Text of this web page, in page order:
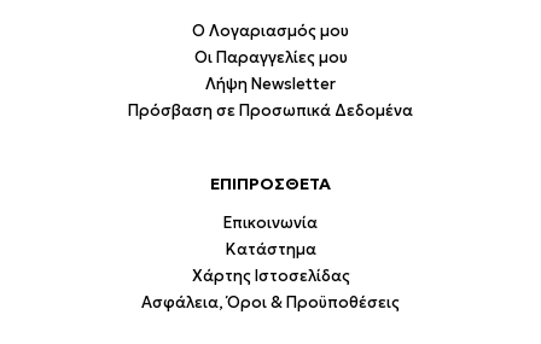
Ο Λογαριασμός μου
Οι Παραγγελίες μου
Λήψη Newsletter
Πρόσβαση σε Προσωπικά Δεδομένα
ΕΠΙΠΡΟΣΘΕΤΑ
Επικοινωνία
Κατάστημα
Χάρτης Ιστοσελίδας
Ασφάλεια, Όροι & Προϋποθέσεις